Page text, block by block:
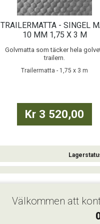
TRAILERMATTA - SINGEL
10 MM 1,75 X 3 M
Golvmatta som täcker hela
trailern.
...
Trailermatta - 1,75 x 3 m
Kr 3 520,00
Köp
Välkommen att